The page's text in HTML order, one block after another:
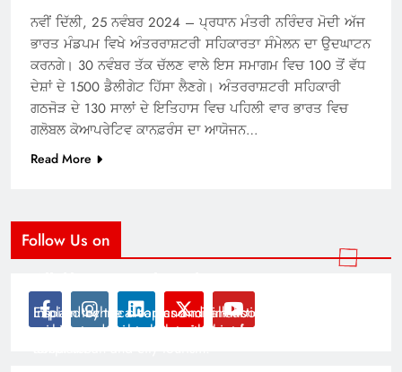
ਨਵੀਂ ਦਿੱਲੀ, 25 ਨਵੰਬਰ 2024 – ਪ੍ਰਧਾਨ ਮੰਤਰੀ ਨਰਿੰਦਰ ਮੋਦੀ ਅੱਜ
ਭਾਰਤ ਮੰਡਪਮ ਵਿਖੇ ਅੰਤਰਰਾਸ਼ਟਰੀ ਸਹਿਕਾਰਤਾ ਸੰਮੇਲਨ ਦਾ ਉਦਘਾਟਨ
ਕਰਨਗੇ। 30 ਨਵੰਬਰ ਤੱਕ ਚੱਲਣ ਵਾਲੇ ਇਸ ਸਮਾਗਮ ਵਿਚ 100 ਤੋਂ ਵੱਧ
ਦੇਸ਼ਾਂ ਦੇ 1500 ਡੈਲੀਗੇਟ ਹਿੱਸਾ ਲੈਣਗੇ। ਅੰਤਰਰਾਸ਼ਟਰੀ ਸਹਿਕਾਰੀ
ਗਠਜੋੜ ਦੇ 130 ਸਾਲਾਂ ਦੇ ਇਤਿਹਾਸ ਵਿਚ ਪਹਿਲੀ ਵਾਰ ਭਾਰਤ ਵਿਚ
ਗਲੋਬਲ ਕੋਆਪਰੇਟਿਵ ਕਾਨਫ਼ਰੰਸ ਦਾ ਆਯੋਜਨ…
Read More
Follow Us on
Inspired by the clean and minimalistic look of modern
architecture, this template is great for creating stories
Explain technical topics and talk about the latest in
science and technology with this clean and futuristic